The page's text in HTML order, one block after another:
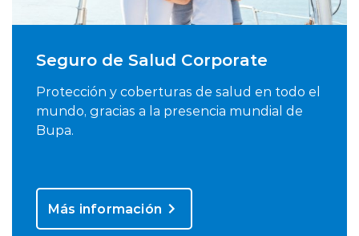
Seguro de Salud Corporate
Protección y coberturas de salud en todo el
mundo, gracias a la presencia mundial de
Bupa.
Más información